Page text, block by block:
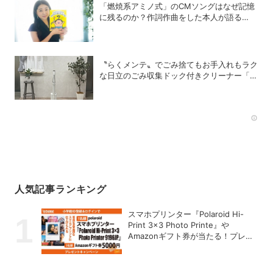
「燃焼系アミノ式」のCMソングはなぜ記憶
に残るのか？作詞作曲をした本人が語る
〝らくメンテ〟でごみ捨てもお手入れもラク
な日立のごみ収集ドック付きクリーナー「ら
人気記事ランキング
スマホプリンター『Polaroid Hi-
Print 3×3 Photo Printe』や
Amazonギフト券が当たる！プレゼ